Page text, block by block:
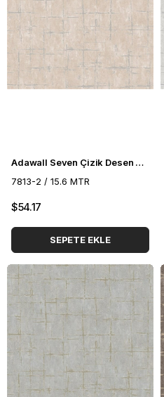
Adawall Seven Çizik Desen Duvar Kağıdı 7813-2
7813-2 / 15.6 MTR
$54.17
SEPETE EKLE